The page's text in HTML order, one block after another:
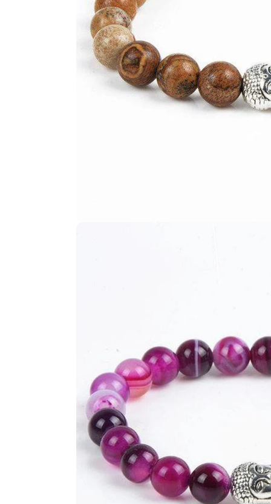
Ouvrir le média 2 en mode modal
Ouvrir le média 3 en mode modal